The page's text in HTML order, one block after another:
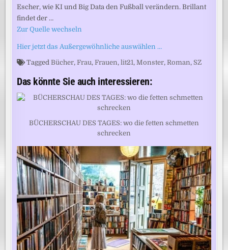
Escher, wie KI und Big Data den Fußball verändern. Brillant
findet der …
Zur Quelle wechseln
Hier jetzt das Außergewöhnliche auswählen …
Tagged Bücher,Frau,Frauen,lit21, Monster, Roman, SZ
Das könnte Sie auch interessieren:
BÜCHERSCHAU DES TAGES: wo die fetten schmetten
schrecken